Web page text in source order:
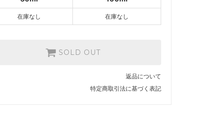
在庫なし 在庫なし
SOLD OUT
返品について
特定商取引法に基づく表記